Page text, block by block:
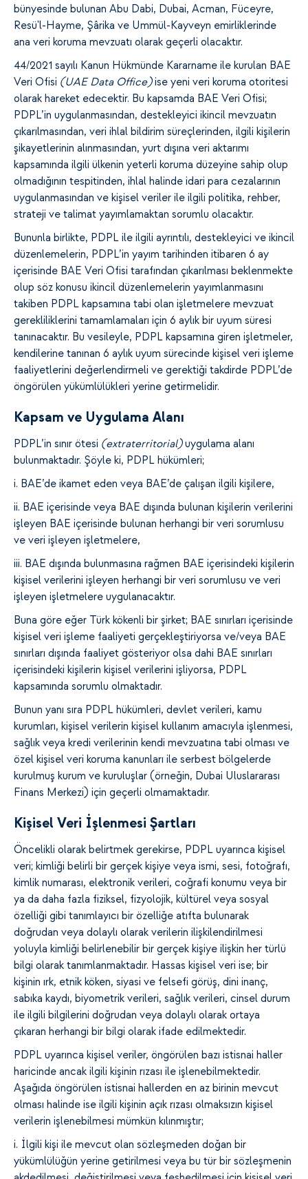
bünyesinde bulunan Abu Dabi, Dubai, Acman, Füceyre,
Resü'l-Hayme, Şârika ve Ummül-Kayveyn emirliklerinde
ana veri koruma mevzuatı olarak geçerli olacaktır.
44/2021 sayılı Kanun Hükmünde Kararname ile kurulan BAE
Veri Ofisi (UAE Data Office)ise yeni veri koruma otoritesi
olarak hareket edecektir. Bu kapsamda BAE Veri Ofisi;
PDPL’in uygulanmasından, destekleyici ikincil mevzuatın
çıkarılmasından, veri ihlal bildirim süreçlerinden, ilgili kişilerin
şikayetlerinin alınmasından, yurt dışına veri aktarımı
kapsamında ilgili ülkenin yeterli koruma düzeyine sahip olup
olmadığının tespitinden, ihlal halinde idari para cezalarının
uygulanmasından ve kişisel veriler ile ilgili politika, rehber,
strateji ve talimat yayımlamaktan sorumlu olacaktır.
Bununla birlikte, PDPL ile ilgili ayrıntılı, destekleyici ve ikincil
düzenlemelerin, PDPL’in yayım tarihinden itibaren 6 ay
içerisinde BAE Veri Ofisi tarafından çıkarılması beklenmekte
olup söz konusu ikincil düzenlemelerin yayımlanmasını
takiben PDPL kapsamına tabi olan işletmelere mevzuat
gerekliliklerini tamamlamaları için 6 aylık bir uyum süresi
tanınacaktır. Bu vesileyle, PDPL kapsamına giren işletmeler,
kendilerine tanınan 6 aylık uyum sürecinde kişisel veri işleme
faaliyetlerini değerlendirmeli ve gerektiği takdirde PDPL’de
öngörülen yükümlülükleri yerine getirmelidir.
Kapsam ve Uygulama Alanı
PDPL’in sınır ötesi (extraterritorial)uygulama alanı
bulunmaktadır. Şöyle ki, PDPL hükümleri;
i. BAE’de ikamet eden veya BAE’de çalışan ilgili kişilere,
ii. BAE içerisinde veya BAE dışında bulunan kişilerin verilerini
işleyen BAE içerisinde bulunan herhangi bir veri sorumlusu
ve veri işleyen işletmelere,
iii. BAE dışında bulunmasına rağmen BAE içerisindeki kişilerin
kişisel verilerini işleyen herhangi bir veri sorumlusu ve veri
işleyen işletmelere uygulanacaktır.
Buna göre eğer Türk kökenli bir şirket; BAE sınırları içerisinde
kişisel veri işleme faaliyeti gerçekleştiriyorsa ve/veya BAE
sınırları dışında faaliyet gösteriyor olsa dahi BAE sınırları
içerisindeki kişilerin kişisel verilerini işliyorsa, PDPL
kapsamında sorumlu olmaktadır.
Bunun yanı sıra PDPL hükümleri, devlet verileri, kamu
kurumları, kişisel verilerin kişisel kullanım amacıyla işlenmesi,
sağlık veya kredi verilerinin kendi mevzuatına tabi olması ve
özel kişisel veri koruma kanunları ile serbest bölgelerde
kurulmuş kurum ve kuruluşlar (örneğin, Dubai Uluslararası
Finans Merkezi) için geçerli olmamaktadır.
Kişisel Veri İşlenmesi Şartları
Öncelikli olarak belirtmek gerekirse, PDPL uyarınca kişisel
veri; kimliği belirli bir gerçek kişiye veya ismi, sesi, fotoğrafı,
kimlik numarası, elektronik verileri, coğrafi konumu veya bir
ya da daha fazla fiziksel, fizyolojik, kültürel veya sosyal
özelliği gibi tanımlayıcı bir özelliğe atıfta bulunarak
doğrudan veya dolaylı olarak verilerin ilişkilendirilmesi
yoluyla kimliği belirlenebilir bir gerçek kişiye ilişkin her türlü
bilgi olarak tanımlanmaktadır. Hassas kişisel veri ise; bir
kişinin ırk, etnik köken, siyasi ve felsefi görüş, dini inanç,
sabıka kaydı, biyometrik verileri, sağlık verileri, cinsel durum
ile ilgili bilgilerini doğrudan veya dolaylı olarak ortaya
çıkaran herhangi bir bilgi olarak ifade edilmektedir.
PDPL uyarınca kişisel veriler, öngörülen bazı istisnai haller
haricinde ancak ilgili kişinin rızası ile işlenebilmektedir.
Aşağıda öngörülen istisnai hallerden en az birinin mevcut
olması halinde ise ilgili kişinin açık rızası olmaksızın kişisel
verilerin işlenebilmesi mümkün kılınmıştır;
i. İlgili kişi ile mevcut olan sözleşmeden doğan bir
yükümlülüğün yerine getirilmesi veya bu tür bir sözleşmenin